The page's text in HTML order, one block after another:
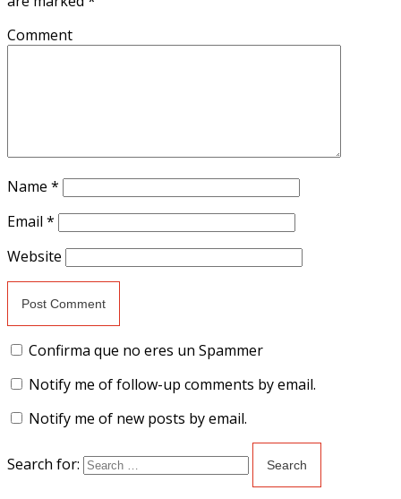
Comment
Name *
Email *
Website
Confirma que no eres un Spammer
Notify me of follow-up comments by email.
Notify me of new posts by email.
Search for: